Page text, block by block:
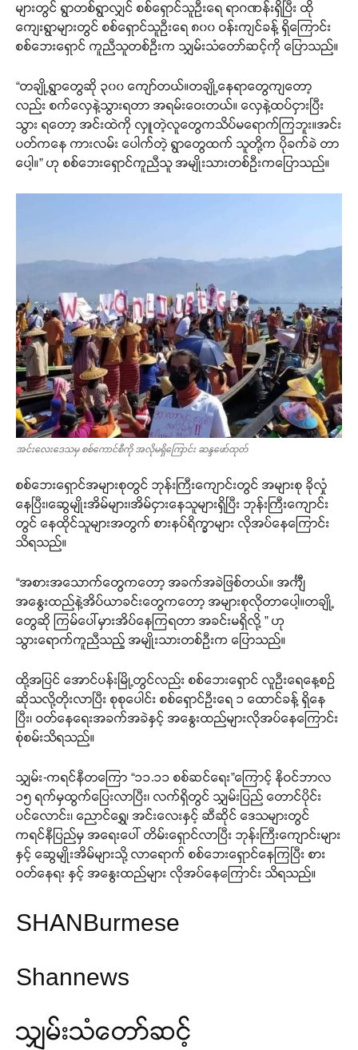
များတွင် ရွာတစ်ရွာလျှင် စစ်ရှောင်သူဦးရေ ရာဂဏန်းရှိပြီး ထို
ကျေးရွာများတွင် စစ်ရှောင်သူဦးရေ ၈၀၀ ဝန်းကျင်ခန့် ရှိကြောင်း
စစ်ဘေးရှောင် ကူညီသူတစ်ဦးက သျှမ်းသံတော်ဆင့်ကို ပြောသည်။
“တချို့ရွာတွေဆို ၃၀၀ ကျော်တယ်။တချို့နေရာတွေကျတော့
လည်း စက်လှေနဲ့သွားရတာ အရမ်းဝေးတယ်။ လှေနဲ့ထပ်ငှားပြီး
သွား ရတော့ အင်းထဲကို လှူတဲ့လူတွေကသိပ်မရောက်ကြဘူး။အင်း
ပတ်ကနေ ကားလမ်း ပေါက်တဲ့ ရွာတွေထက် သူတို့က ပိုခက်ခဲ တာ
ပေါ့။” ဟု စစ်ဘေးရှောင်ကူညီသူ အမျိုးသားတစ်ဦးကပြောသည်။
အင်းလေးဒေသမှ စစ်ကောင်စီကို အလိုမရှိကြောင်း ဆန္ဒဖော်ထုတ်
စစ်ဘေးရှောင်အများစုတွင် ဘုန်းကြီးကျောင်းတွင် အများစု ခိုလှုံ
နေပြီး၊ဆွေမျိုးအိမ်များ၊အိမ်ငှားနေသူများရှိပြီး ဘုန်းကြီးကျောင်း
တွင် နေထိုင်သူများအတွက် စားနပ်ရိက္ခာများ လိုအပ်နေကြောင်း
သိရသည်။
“အစားအသောက်တွေကတော့ အခက်အခဲဖြစ်တယ်။ အင်္ကျီ
အနွေးထည်နဲ့အိပ်ယာခင်းတွေကတော့ အများစုလိုတာပေါ့။တချို့
တွေဆို ကြမ်ပေါ်မှားအိပ်နေကြရတာ အခင်းမရှိလို့ ” ဟု
သွားရောက်ကူညီသည့် အမျိုးသားတစ်ဦးက ပြောသည်။
ထို့အပြင် အောင်ပန်းမြို့တွင်လည်း စစ်ဘေးရှောင် လူဦးရေနေ့စဉ်
ဆိုသလို့တိုးလာပြီး စုစုပေါင်း စစ်ရှောင်ဦးရေ ၁ ထောင်ခန့် ရှိနေ
ပြီး၊ ဝတ်နေရေးအခက်အခဲနှင့် အနွေးထည်များလိုအပ်နေကြောင်း
စုံစမ်းသိရသည်။
သျှမ်း-ကရင်နီတကြော “၁၁.၁၁ စစ်ဆင်ရေး”ကြောင့် နိုဝင်ဘာလ
၁၅ ရက်မှထွက်ပြေးလာပြီး၊ လက်ရှိတွင် သျှမ်းပြည် တောင်ပိုင်း
ပင်လောင်း၊ ညောင်ရွှေ၊ အင်းလေးနှင့် ဆီဆိုင် ဒေသများတွင်
ကရင်နီပြည်မှ အရေးပေါ် တိမ်းရှောင်လာပြီး ဘုန်းကြီးကျောင်းများ
နှင့် ဆွေမျိုးအိမ်များသို့ လာရောက် စစ်ဘေးရှောင်နေကြပြီး စား
ဝတ်နေရး နှင့် အနွေးထည်များ လိုအပ်နေကြောင်း သိရသည်။
SHANBurmese
Shannews
သျှမ်းသံတော်ဆင့်